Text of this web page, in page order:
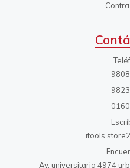
Av. universitaria 4974